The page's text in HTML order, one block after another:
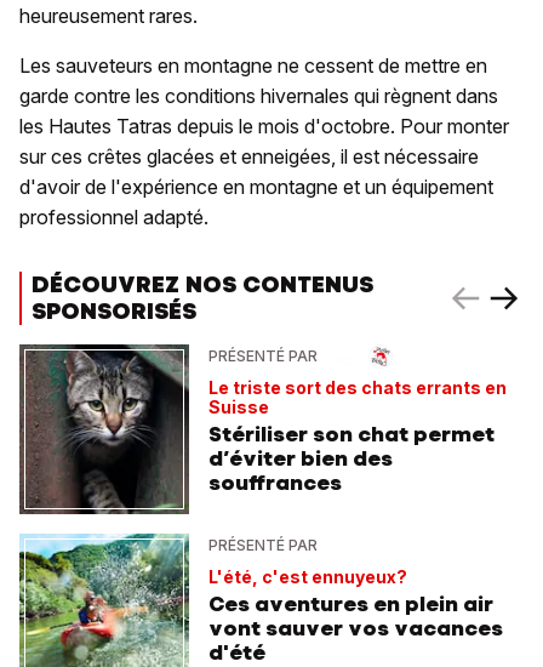
heureusement rares.
Les sauveteurs en montagne ne cessent de mettre en
garde contre les conditions hivernales qui règnent dans
les Hautes Tatras depuis le mois d'octobre. Pour monter
sur ces crêtes glacées et enneigées, il est nécessaire
d'avoir de l'expérience en montagne et un équipement
professionnel adapté.
DÉCOUVREZ NOS CONTENUS
SPONSORISÉS
PRÉSENTÉ PAR
Le triste sort des chats errants en
Suisse
Stériliser son chat permet
d’éviter bien des
souffrances
PRÉSENTÉ PAR
L'été, c'est ennuyeux?
Ces aventures en plein air
vont sauver vos vacances
d'été